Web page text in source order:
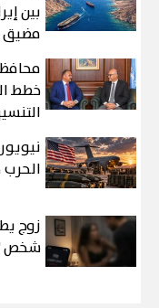
بين
مضيق
خطط
الحرب
زوج
شخص